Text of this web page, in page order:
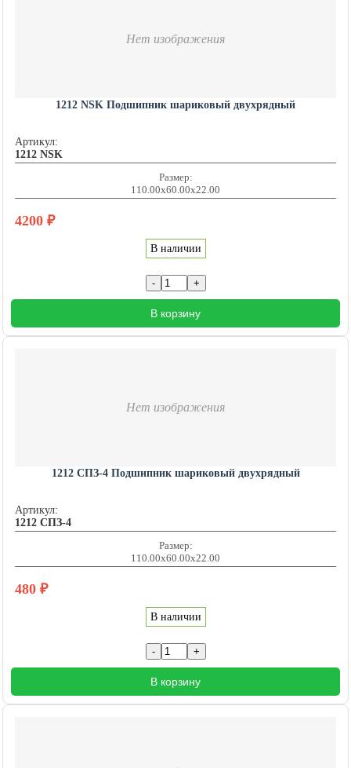
Нет изображения
1212 NSK Подшипник шариковый двухрядный
Артикул:
1212 NSK
Размер:
110.00x60.00x22.00
4200 ₽
В наличии
В корзину
Нет изображения
1212 СПЗ-4 Подшипник шариковый двухрядный
Артикул:
1212 СПЗ-4
Размер:
110.00x60.00x22.00
480 ₽
В наличии
В корзину